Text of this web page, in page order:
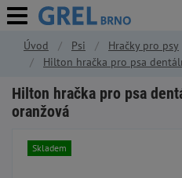
Úvod Psi
Hračky pro psy
Hilton hračka pro psa
Hilton hračka pro psa
oranžová
Skladem